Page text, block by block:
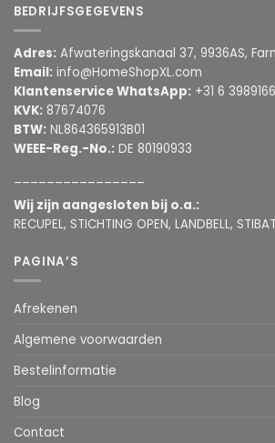
BEDRIJFSGEGEVENS
Adres: Afwateringskanaal 37, 9936AS,
Email: info@HomeShopXL.com
Klantenservice WhatsApp: +31 6
KVK: 87674076
BTW: NL864365913B01
WEEE-Reg.-No.: DE 80190933
Wij zijn aangesloten bij o.a.:
RECUPEL, STICHTING OPEN, LANDBELL,
PAGINA’S
Afrekenen
Algemene voorwaarden
Bestelinformatie
Blog
Contact